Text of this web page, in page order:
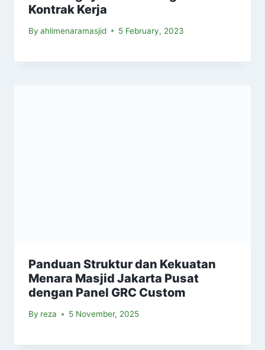
Kontrak Kerja
By ahlimenaramasjid 5 February, 2023
Panduan Struktur dan Kekuatan
Menara Masjid Jakarta Pusat
dengan Panel GRC Custom
By reza 5 November, 2025